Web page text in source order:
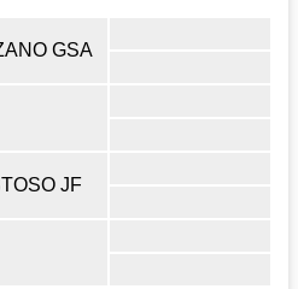
GSA
JF